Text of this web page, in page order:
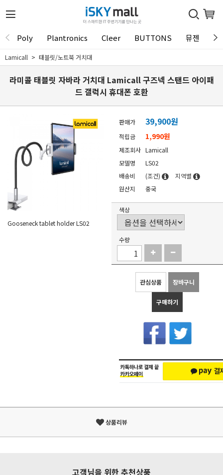
Poly Plantronics Cleer BUTTONS 뮤젠
Lamicall 태블릿/노트북 거치대
라미콜 태블릿 자바라 거치대 Lamicall 구즈넥 스탠드 아이패
드 갤럭시 휴대폰 호환
Gooseneck tablet holder LS02
판매가 39,900원
적립금 1,990원
제조회사 Lamicall
모델명
LS02
배송비
(조건)
지역별
원산지
중국
색상
수량
관심상품 장바구니
구매하기
상품리뷰
고객님을 위한 추천상품